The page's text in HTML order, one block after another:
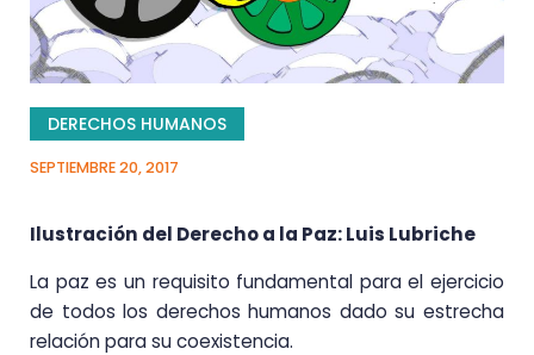
DERECHOS HUMANOS
SEPTIEMBRE 20, 2017
Ilustración del Derecho a la Paz: Luis Lubriche
La paz es un requisito fundamental para el ejercicio
de todos los derechos humanos dado su estrecha
relación para su coexistencia.